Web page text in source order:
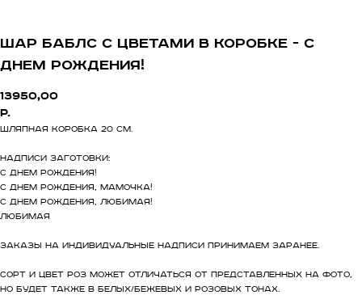
Шар баблс с цветами в коробке - С
днем рождения!
13950,00
р.
Шляпная коробка 20 см.
Надписи заготовки:
С днем рождения!
С днем рождения, мамочка!
С днем рождения, любимая!
Любимая
Заказы на индивидуальные надписи принимаем заранее.
Сорт и цвет роз может отличаться от представленных на фото,
но будет также в белых/бежевых и розовых тонах.